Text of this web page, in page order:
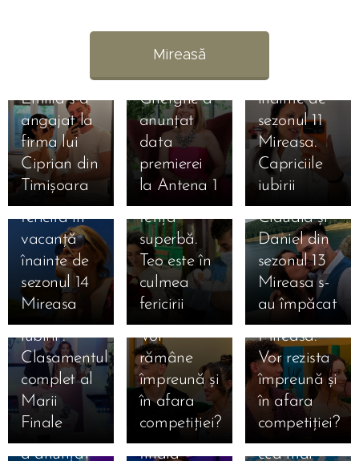
Mireasă
Emilia s-a
angajat la
firma lui
Ciprian din
Timișoara
Regatul
inimii.
Simona
Gherghe a
anunțat
data
premierei
la Antena 1
Preda se
vacanță
înainte de
sezonul 11
Mireasa.
Capriciile
iubirii
31.07.2026
Simona
Gherghe,
extrem de
fericită în
vacanță
înainte de
sezonul 14
Mireasa
31.07.2026
Liliana din
sezonul 11
Mireasa a
născut o
fetiță
superbă.
Teo este în
culmea
fericirii
Claudia și
Daniel din
sezonul 13
Mireasa s-
au împăcat
17.07.2026
Ema și
Alan au
câștigat
Mireasa,
sezonul 13
„Meciul
iubirii”.
Clasamentul
complet al
Marii
Finale
16.07.2026
Daniela și
Mihai
după
Mireasa.
Vor
rămâne
împreună și
în afara
competiției?
16.07.2026
Denis și
Bianca
după
Mireasa.
Vor rezista
împreună și
în afara
competiției?
16.07.2026
Ioana din
sezonul 8
Mireasa și-
a anunțat
16.07.2026
Bia și-a
ales
favoriții
pentru
marea
finală
16.07.2026
Mihaela a
anunțat că
a divorțat
oficial de
Ștefan:
„Urmează
cea mai
16.07.2026 16.07.2026